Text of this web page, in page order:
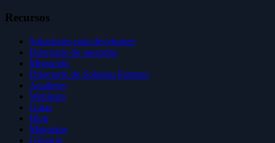
Recursos
Soluciones para developers
Directorio de asesorías
Migración
Directorio de Solution Partners
Academy
Webinars
Guías
Blog
Magazine
Glosario